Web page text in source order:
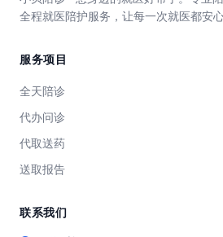
全程就医陪护服务，让每一次就医都安心
服务项目
全天陪诊
代办问诊
代取送药
送取报告
联系我们